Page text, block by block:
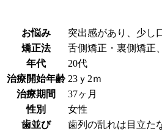
お悩み
突出感があり、少し
矯正法
舌側矯正・裏側矯正
年代
20代
治療開始年齢 23ｙ2ｍ
治療期間
37ヶ月
性別
女性
歯並び
歯列の乱れは目立た